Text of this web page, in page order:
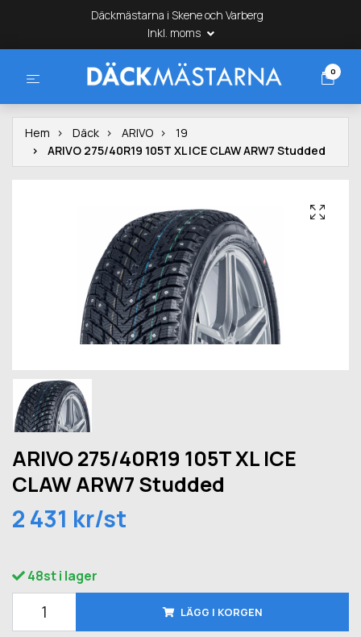
Däckmästarna i Skene och Varberg
Inkl. moms
0
Hem Däck ARIVO
19
ARIVO 275/40R19 105T XL ICE CLAW ARW7 Studded
ARIVO 275/40R19 105T XL ICE
CLAW ARW7 Studded
2 431 kr/st
48st i lager
LÄGG I KORGEN